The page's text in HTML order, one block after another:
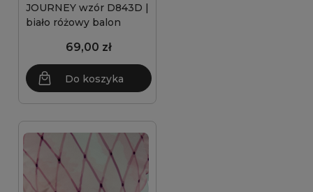
JOURNEY wzór D843D |
biało różowy balon
69,00 zł
Do koszyka